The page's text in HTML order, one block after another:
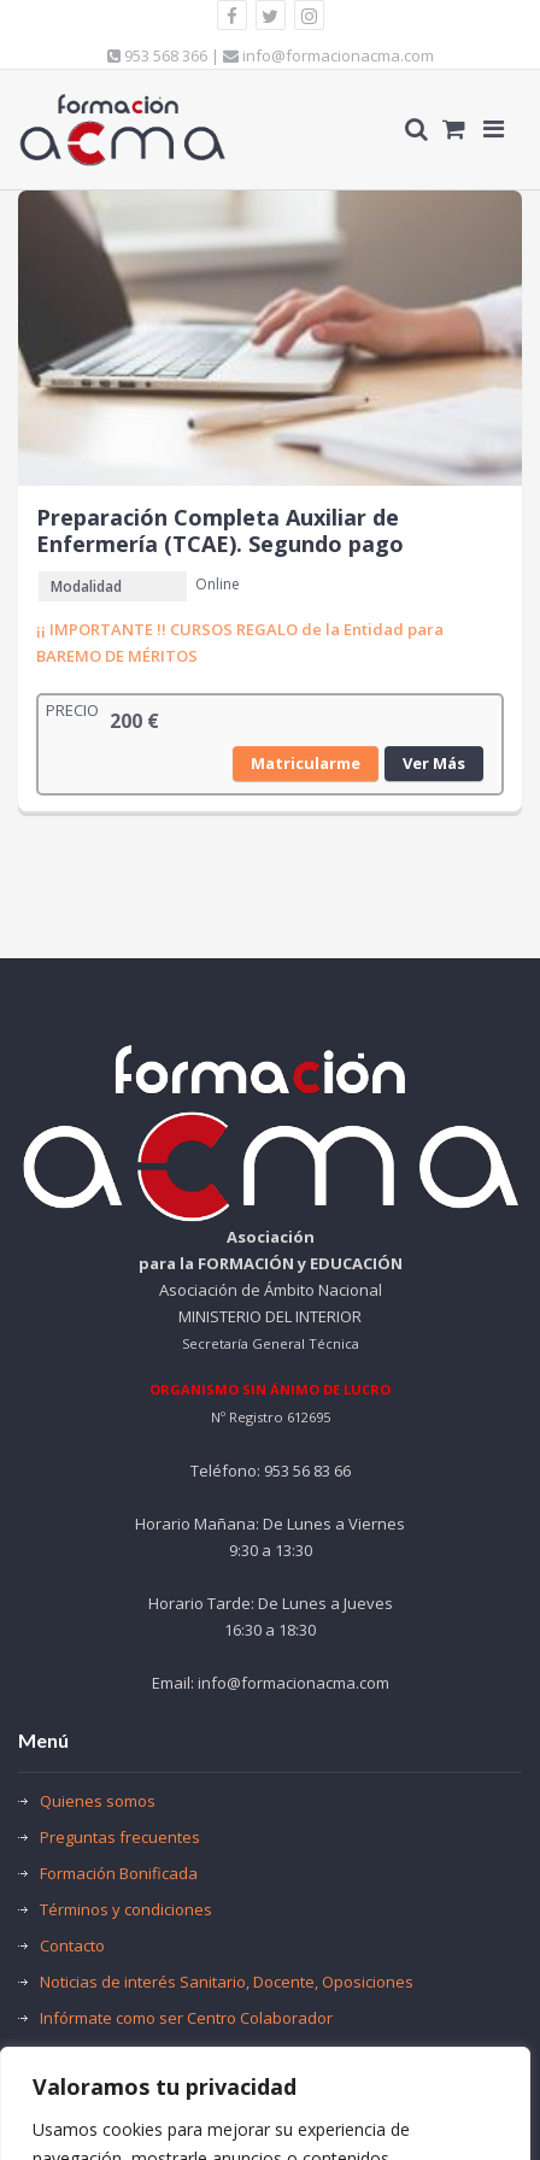
Valoramos tu privacidad
Usamos cookies para mejorar su experiencia de
953 568 366 | info@formacionacma.com
Preparación Completa Auxiliar de
Enfermería (TCAE). Segundo pago
Modalidad Online
¡¡ IMPORTANTE !! CURSOS REGALO de la Entidad para
BAREMO DE MÉRITOS
PRECIO 200 €
Matricularme Ver Más
Asociación
para la FORMACIÓN y EDUCACIÓN
Asociación de Ámbito Nacional
MINISTERIO DEL INTERIOR
Secretaría General Técnica
ORGANISMO SIN ÁNIMO DE LUCRO
Nº Registro 612695
Teléfono: 953 56 83 66
Horario Mañana: De Lunes a Viernes
9:30 a 13:30
Horario Tarde: De Lunes a Jueves
16:30 a 18:30
Email: info@formacionacma.com
Menú
Quienes somos
Preguntas frecuentes
Formación Bonificada
Términos y condiciones
Contacto
Noticias de interés Sanitario, Docente, Oposiciones
Infórmate como ser Centro Colaborador
Oferta de Empleo Público
Bolsas de Empleo